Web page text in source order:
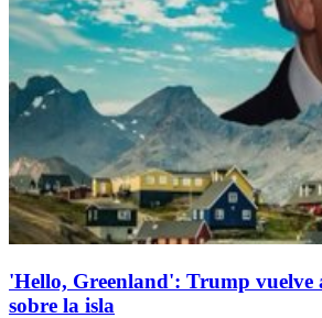
'Hello, Greenland': Trump vuelve
sobre la isla